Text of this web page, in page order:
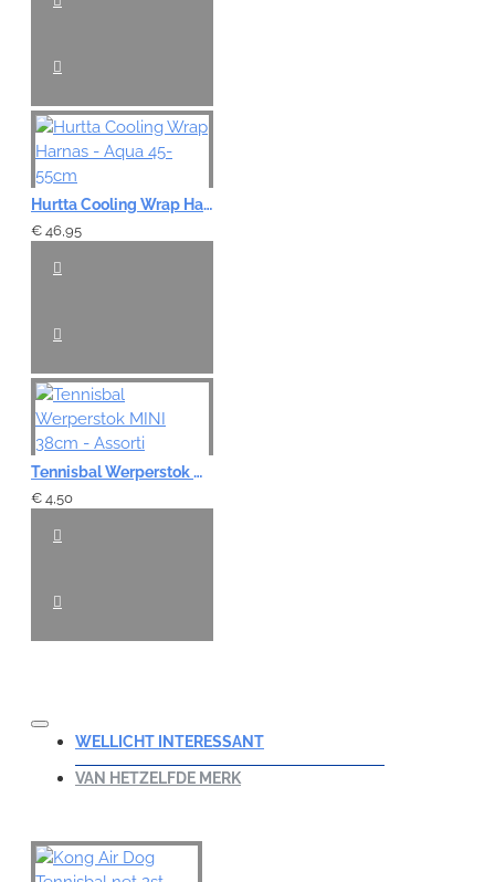
Hurtta Cooling Wrap Harnas - Aqua 45-55cm
€ 46,95
Tennisbal Werperstok MINI 38cm - Assorti
€ 4,50
WELLICHT INTERESSANT
VAN HETZELFDE MERK